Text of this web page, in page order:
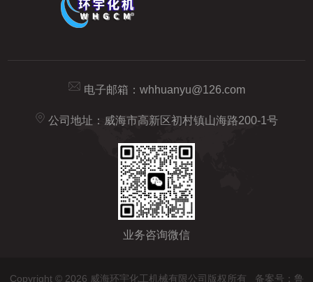
电子邮箱： whhuanyu@126.com
公司地址：威海市高新区初村镇山海路200-1号
业务咨询微信
Copyright © 2026 威海环宇化工机械有限公司版权所有 备案号：鲁